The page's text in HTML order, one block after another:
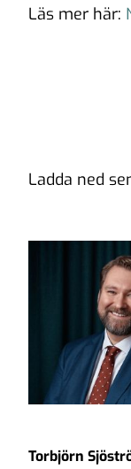
Läs mer här:
Ladda ned
Torbjörn